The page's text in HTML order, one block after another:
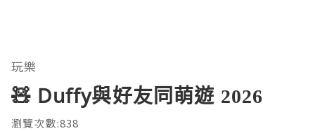
玩樂
🧸 Duffy與好友同萌遊 2026
瀏覽次數:838